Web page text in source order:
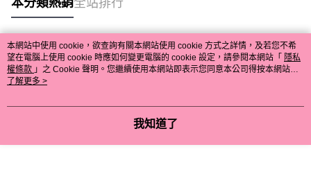
熱門標籤
本網站中使用 cookie，欲查詢有關本網站使用 cookie 方式之詳情，及若您不希
望在電腦上使用 cookie 時應如何變更電腦的 cookie 設定，請參閱本網站「 隱私
權條款 」之 Cookie 聲明。您繼續使用本網站即表示您同意本公司得按本網站使
用條款之 Cookie 聲明使用 cookie。
了解更多 >
我知道了